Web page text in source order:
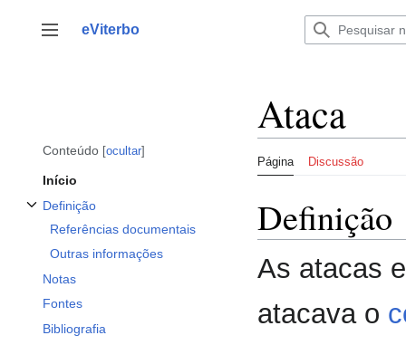
para
Alternar barra lateral
eViterbo
Conteúdo ocultar
Início
Definição
Referências documentais
Outras informações
Notas
Fontes
Bibliografia
Ataca
Página Discussão
Definição
As atacas
atacava o